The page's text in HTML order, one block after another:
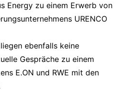
Energy zu einem Erwerb von
URENCO
ebenfalls keine
Gespräche zu einem
E.ON und RWE mit den